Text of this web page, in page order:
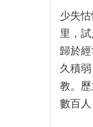
少失
里，
歸於
久積
教。
數百